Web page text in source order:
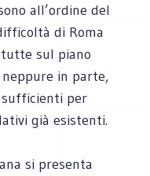
all’ordine del
di Roma
sul piano
in parte,
sufficienti per
già esistenti.
si presenta